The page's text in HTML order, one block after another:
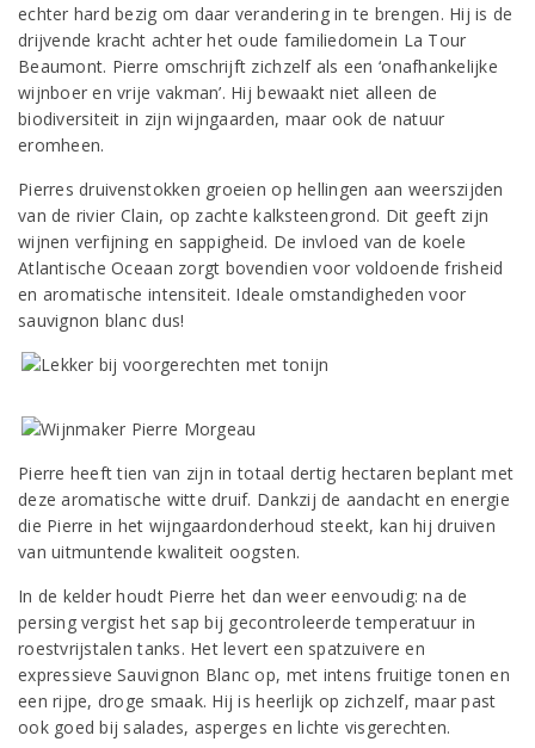
echter hard bezig om daar verandering in te brengen. Hij is de
drijvende kracht achter het oude familiedomein La Tour
Beaumont. Pierre omschrijft zichzelf als een ‘onafhankelijke
wijnboer en vrije vakman’. Hij bewaakt niet alleen de
biodiversiteit in zijn wijngaarden, maar ook de natuur
eromheen.
Pierres druivenstokken groeien op hellingen aan weerszijden
van de rivier Clain, op zachte kalksteengrond. Dit geeft zijn
wijnen verfijning en sappigheid. De invloed van de koele
Atlantische Oceaan zorgt bovendien voor voldoende frisheid
en aromatische intensiteit. Ideale omstandigheden voor
sauvignon blanc dus!
Pierre heeft tien van zijn in totaal dertig hectaren beplant met
deze aromatische witte druif. Dankzij de aandacht en energie
die Pierre in het wijngaardonderhoud steekt, kan hij druiven
van uitmuntende kwaliteit oogsten.
In de kelder houdt Pierre het dan weer eenvoudig: na de
persing vergist het sap bij gecontroleerde temperatuur in
roestvrijstalen tanks. Het levert een spatzuivere en
expressieve Sauvignon Blanc op, met intens fruitige tonen en
een rijpe, droge smaak. Hij is heerlijk op zichzelf, maar past
ook goed bij salades, asperges en lichte visgerechten.